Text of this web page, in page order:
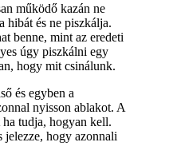
működő kazán ne
hibát és ne piszkálja.
benne, mint az eredeti
úgy piszkálni egy
hogy mit csinálunk.
és egyben a
nyisson ablakot. A
tudja, hogyan kell.
hogy azonnali